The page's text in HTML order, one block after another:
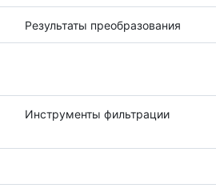
Результаты преобразования
Инструменты фильтрации